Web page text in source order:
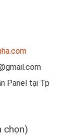
Panel tại Tp
chọn)